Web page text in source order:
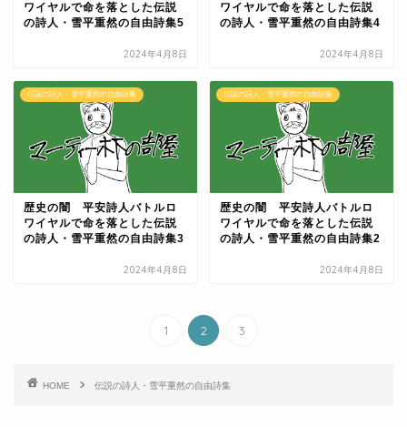
ワイヤルで命を落とした伝説
の詩人・雪平重然の自由詩集5
2024年4月8日
ワイヤルで命を落とした伝説
の詩人・雪平重然の自由詩集4
2024年4月8日
伝説の詩人・雪平重然の自由詩集
歴史の闇 平安詩人バトルロ
ワイヤルで命を落とした伝説
の詩人・雪平重然の自由詩集3
2024年4月8日
伝説の詩人・雪平重然の自由詩集
歴史の闇 平安詩人バトルロ
ワイヤルで命を落とした伝説
の詩人・雪平重然の自由詩集2
2024年4月8日
1 2 3
HOME 伝説の詩人・雪平重然の自由詩集